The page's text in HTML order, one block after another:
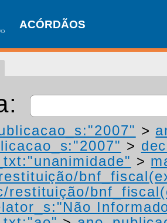
ACÓRDÃOS
>
>
>
restituição/